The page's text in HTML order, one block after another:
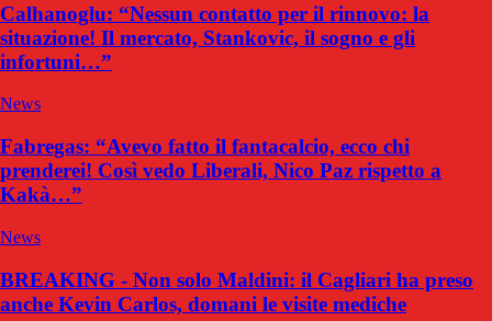
Calhanoglu: “Nessun contatto per il rinnovo: la
situazione! Il mercato, Stankovic, il sogno e gli
infortuni…”
News
Fabregas: “Avevo fatto il fantacalcio, ecco chi
prenderei! Così vedo Liberali, Nico Paz rispetto a
Kakà…”
News
BREAKING - Non solo Maldini: il Cagliari ha preso
anche Kevin Carlos, domani le visite mediche